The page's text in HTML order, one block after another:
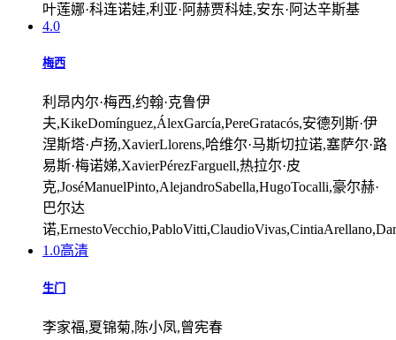
叶莲娜·科连诺娃,利亚·阿赫贾科娃,安东·阿达辛斯基
4.0
梅西
利昂内尔·梅西,约翰·克鲁伊
夫,KikeDomínguez,ÁlexGarcía,PereGratacós,安德列斯·伊
涅斯塔·卢扬,XavierLlorens,哈维尔·马斯切拉诺,塞萨尔·路
易斯·梅诺娣,XavierPérezFarguell,热拉尔·皮
克,JoséManuelPinto,AlejandroSabella,HugoTocalli,豪尔赫·
巴尔达
诺
1.0高清
生门
李家福,夏锦菊,陈小凤,曾宪春